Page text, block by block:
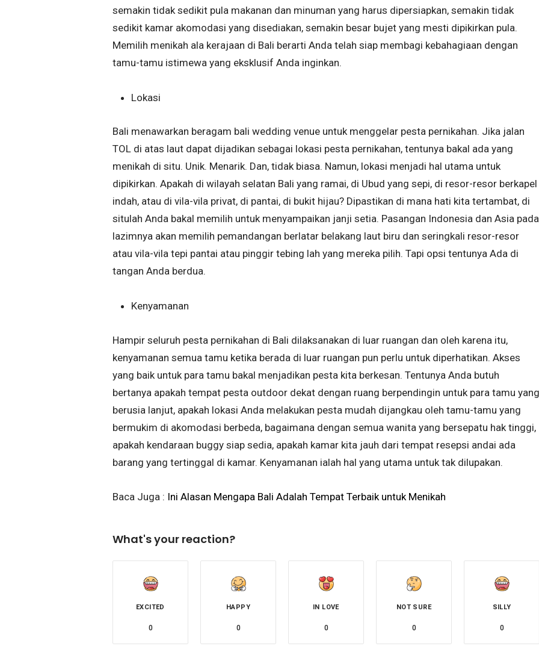
semakin tidak sedikit pula makanan dan minuman yang harus dipersiapkan, semakin tidak
sedikit kamar akomodasi yang disediakan, semakin besar bujet yang mesti dipikirkan pula.
Memilih menikah ala kerajaan di Bali berarti Anda telah siap membagi kebahagiaan dengan
tamu-tamu istimewa yang eksklusif Anda inginkan.
Lokasi
Bali menawarkan beragam bali wedding venue untuk menggelar pesta pernikahan. Jika jalan
TOL di atas laut dapat dijadikan sebagai lokasi pesta pernikahan, tentunya bakal ada yang
menikah di situ. Unik. Menarik. Dan, tidak biasa. Namun, lokasi menjadi hal utama untuk
dipikirkan. Apakah di wilayah selatan Bali yang ramai, di Ubud yang sepi, di resor-resor berkapel
indah, atau di vila-vila privat, di pantai, di bukit hijau? Dipastikan di mana hati kita tertambat, di
situlah Anda bakal memilih untuk menyampaikan janji setia. Pasangan Indonesia dan Asia pada
lazimnya akan memilih pemandangan berlatar belakang laut biru dan seringkali resor-resor
atau vila-vila tepi pantai atau pinggir tebing lah yang mereka pilih. Tapi opsi tentunya Ada di
tangan Anda berdua.
Kenyamanan
Hampir seluruh pesta pernikahan di Bali dilaksanakan di luar ruangan dan oleh karena itu,
kenyamanan semua tamu ketika berada di luar ruangan pun perlu untuk diperhatikan. Akses
yang baik untuk para tamu bakal menjadikan pesta kita berkesan. Tentunya Anda butuh
bertanya apakah tempat pesta outdoor dekat dengan ruang berpendingin untuk para tamu yang
berusia lanjut, apakah lokasi Anda melakukan pesta mudah dijangkau oleh tamu-tamu yang
bermukim di akomodasi berbeda, bagaimana dengan semua wanita yang bersepatu hak tinggi,
apakah kendaraan buggy siap sedia, apakah kamar kita jauh dari tempat resepsi andai ada
barang yang tertinggal di kamar. Kenyamanan ialah hal yang utama untuk tak dilupakan.
Baca Juga : Ini Alasan Mengapa Bali Adalah Tempat Terbaik untuk Menikah
What's your reaction?
EXCITED
0
HAPPY
0
IN LOVE
0
NOT SURE
0
SILLY
0